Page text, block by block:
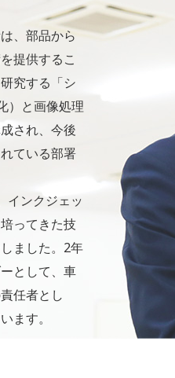
、部品から
提供するこ
究する「シ
）と画像処理
され、今後
ている部署
インクジェッ
ってきた技
ました。2年
として、車
任者とし
ます。